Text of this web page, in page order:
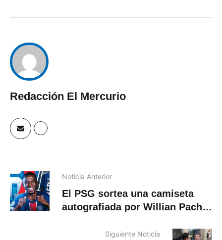
Redacción El Mercurio
Noticia Anterior
El PSG sortea una camiseta
autografiada por Willian Pacho.
Siguiente Noticia